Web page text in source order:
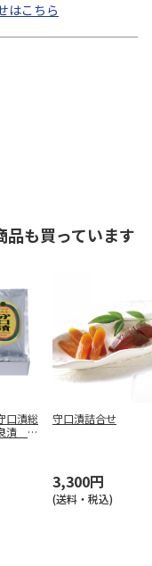
はこちら
品も買っています
口漬総
漬 詰
守口漬詰合せ
3,300円
(送料・税込)